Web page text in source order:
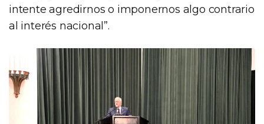
intente agredirnos o imponernos algo contrario
al interés nacional”.